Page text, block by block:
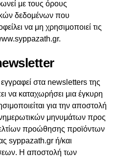
με τους όρους
δεδομένων που
να μη χρησιμοποιεί τις
στα newsletters της
να καταχωρήσει μια έγκυρη
για την αποστολή
μηνυμάτων προς
προώθησης προϊόντων
syppazath.gr ή/και
Η αποστολή των